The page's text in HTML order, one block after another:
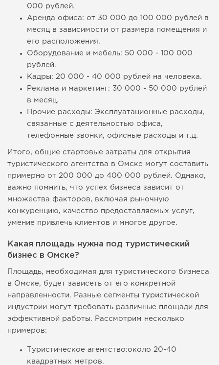
000 рублей.
Аренда офиса: от 30 000 до 100 000 рублей в
месяц в зависимости от размера помещения и
его расположения.
Оборудование и мебель: 50 000 - 100 000
рублей.
Кадры: 20 000 - 40 000 рублей на человека.
Реклама и маркетинг: 30 000 - 50 000 рублей
в месяц.
Прочие расходы: Эксплуатационные расходы,
связанные с деятельностью офиса,
телефонные звонки, офисные расходы и т.д.
Итого, общие стартовые затраты для открытия
туристического агентства в Омске могут составить
примерно от 200 000 до 400 000 рублей. Однако,
важно помнить, что успех бизнеса зависит от
множества факторов, включая рыночную
конкуренцию, качество предоставляемых услуг,
умение привлечь клиентов и многое другое.
Какая площадь нужна под туристический
бизнес в Омске?
Площадь, необходимая для туристического бизнеса
в Омске, будет зависеть от его конкретной
направленности. Разные сегменты туристической
индустрии могут требовать различные площади для
эффективной работы. Рассмотрим несколько
примеров:
Туристическое агентство:около 20-40
квадратных метров.